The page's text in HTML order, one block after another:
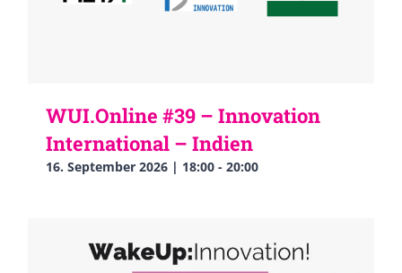
WUI.Online #39 – Innovation
International – Indien
16. September 2026 | 18:00 - 20:00